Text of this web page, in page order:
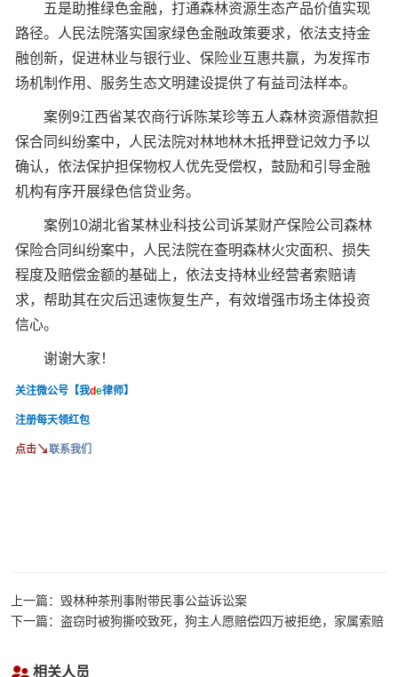
五是助推绿色金融，打通森林资源生态产品价值实现
路径。人民法院落实国家绿色金融政策要求，依法支持金
融创新，促进林业与银行业、保险业互惠共赢，为发挥市
场机制作用、服务生态文明建设提供了有益司法样本。
案例9江西省某农商行诉陈某珍等五人森林资源借款担
保合同纠纷案中，人民法院对林地林木抵押登记效力予以
确认，依法保护担保物权人优先受偿权，鼓励和引导金融
机构有序开展绿色信贷业务。
案例10湖北省某林业科技公司诉某财产保险公司森林
保险合同纠纷案中，人民法院在查明森林火灾面积、损失
程度及赔偿金额的基础上，依法支持林业经营者索赔请
求，帮助其在灾后迅速恢复生产，有效增强市场主体投资
信心。
谢谢大家！
关注微公号【我de律师】
注册每天领红包
点击↘联系我们
上一篇：毁林种茶刑事附带民事公益诉讼案
下一篇：盗窃时被狗撕咬致死，狗主人愿赔偿四万被拒绝，家属索赔
相关人员